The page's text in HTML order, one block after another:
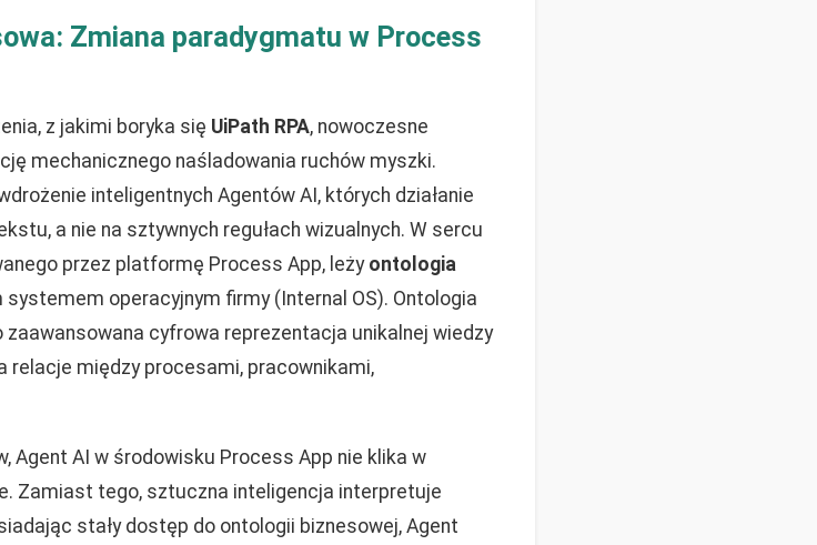
Zmiana paradygmatu w Process
z jakimi boryka się UiPath RPA, nowoczesne
mechanicznego naśladowania ruchów myszki.
inteligentnych Agentów AI, których działanie
a nie na sztywnych regułach wizualnych. W sercu
przez platformę Process App, leży ontologia
operacyjnym firmy (Internal OS). Ontologia
zaawansowana cyfrowa reprezentacja unikalnej wiedzy
między procesami, pracownikami,
Agent AI w środowisku Process App nie klika w
Zamiast tego, sztuczna inteligencja interpretuje
stały dostęp do ontologii biznesowej, Agent